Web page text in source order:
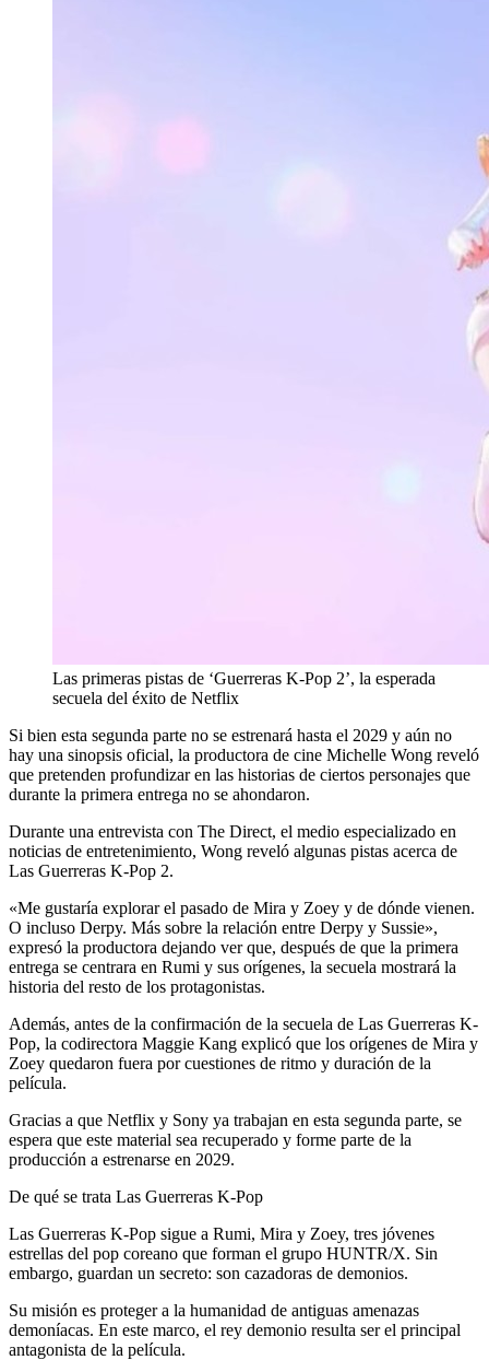
Las primeras pistas de ‘Guerreras K-Pop 2’, la esperada
secuela del éxito de Netflix
Si bien esta segunda parte no se estrenará hasta el 2029 y aún no
hay una sinopsis oficial, la productora de cine Michelle Wong reveló
que pretenden profundizar en las historias de ciertos personajes que
durante la primera entrega no se ahondaron.
Durante una entrevista con The Direct, el medio especializado en
noticias de entretenimiento, Wong reveló algunas pistas acerca de
Las Guerreras K-Pop 2.
«Me gustaría explorar el pasado de Mira y Zoey y de dónde vienen.
O incluso Derpy. Más sobre la relación entre Derpy y Sussie»,
expresó la productora dejando ver que, después de que la primera
entrega se centrara en Rumi y sus orígenes, la secuela mostrará la
historia del resto de los protagonistas.
Además, antes de la confirmación de la secuela de Las Guerreras K-
Pop, la codirectora Maggie Kang explicó que los orígenes de Mira y
Zoey quedaron fuera por cuestiones de ritmo y duración de la
película.
Gracias a que Netflix y Sony ya trabajan en esta segunda parte, se
espera que este material sea recuperado y forme parte de la
producción a estrenarse en 2029.
De qué se trata Las Guerreras K-Pop
Las Guerreras K-Pop sigue a Rumi, Mira y Zoey, tres jóvenes
estrellas del pop coreano que forman el grupo HUNTR/X. Sin
embargo, guardan un secreto: son cazadoras de demonios.
Su misión es proteger a la humanidad de antiguas amenazas
demoníacas. En este marco, el rey demonio resulta ser el principal
antagonista de la película.